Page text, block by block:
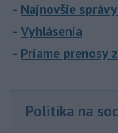
Najnovšie
Vyhlásenia
Priame prenosy
Politika na